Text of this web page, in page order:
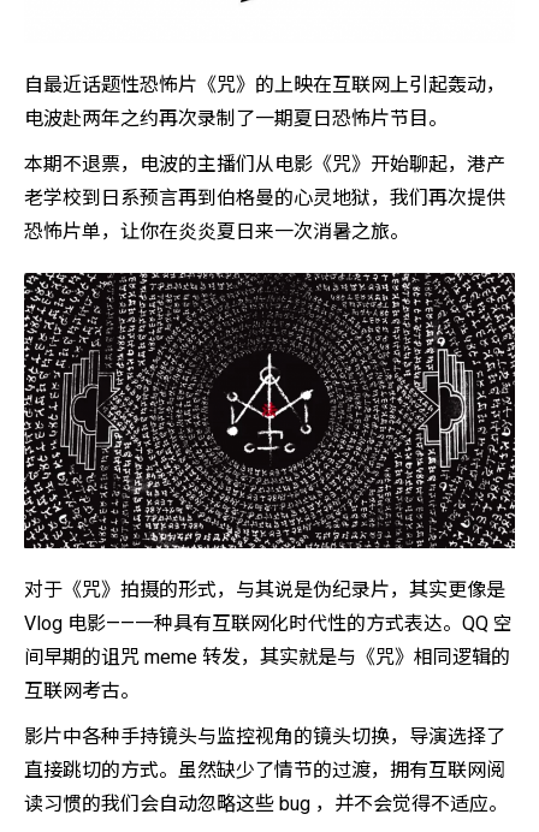
自最近话题性恐怖片《咒》的上映在互联网上引起轰动，
电波赴两年之约再次录制了一期夏日恐怖片节目。
本期不退票，电波的主播们从电影《咒》开始聊起，港产
老学校到日系预言再到伯格曼的心灵地狱，我们再次提供
恐怖片单，让你在炎炎夏日来一次消暑之旅。
对于《咒》拍摄的形式，与其说是伪纪录片，其实更像是
Vlog 电影——一种具有互联网化时代性的方式表达。QQ 空
间早期的诅咒 meme 转发，其实就是与《咒》相同逻辑的
互联网考古。
影片中各种手持镜头与监控视角的镜头切换，导演选择了
直接跳切的方式。虽然缺少了情节的过渡，拥有互联网阅
读习惯的我们会自动忽略这些 bug ，并不会觉得不适应。